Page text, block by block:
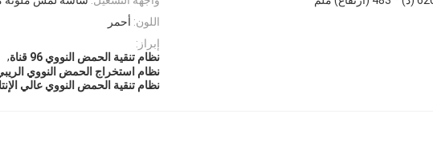
اللون: أحمر
إبراز:
نظام تنقية الحمض النووي 96 قناة
,
نظام استخراج الحمض النووي الريبي
نظام تنقية الحمض النووي عالي